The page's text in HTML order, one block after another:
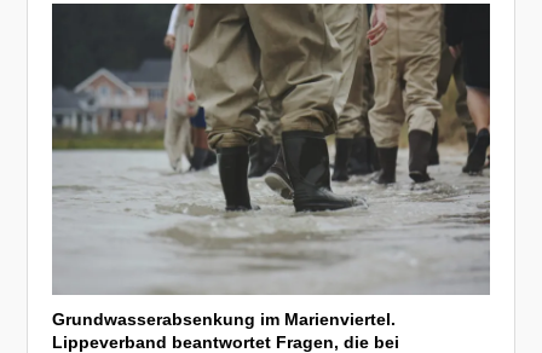
Grundwasserabsenkung im Marienviertel.
Lippeverband beantwortet Fragen, die bei